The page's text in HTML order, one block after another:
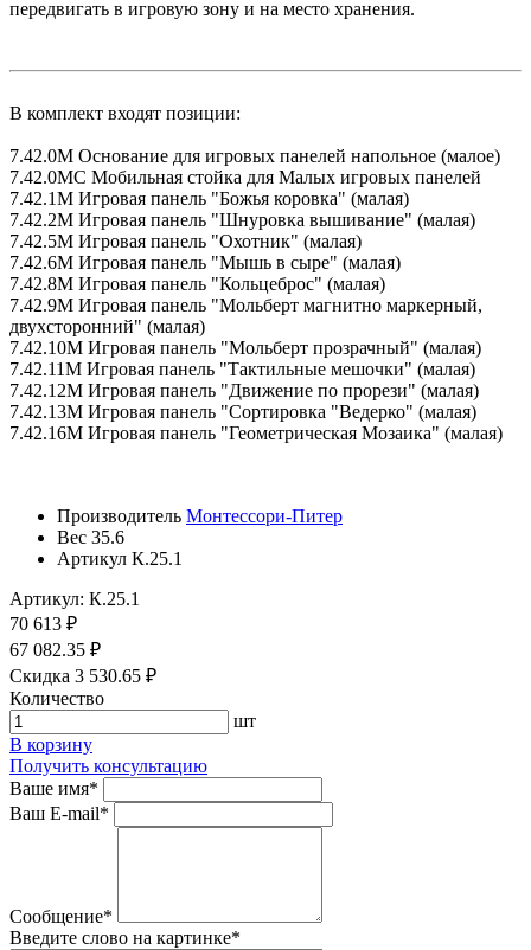
передвигать в игровую зону и на место хранения.
В комплект входят позиции:
7.42.0М Основание для игровых панелей напольное (малое)
7.42.0МС Мобильная стойка для Малых игровых панелей
7.42.1М Игровая панель "Божья коровка" (малая)
7.42.2М Игровая панель "Шнуровка вышивание" (малая)
7.42.5М Игровая панель "Охотник" (малая)
7.42.6М Игровая панель "Мышь в сыре" (малая)
7.42.8М Игровая панель "Кольцеброс" (малая)
7.42.9М Игровая панель "Мольберт магнитно маркерный,
двухсторонний" (малая)
7.42.10М Игровая панель "Мольберт прозрачный" (малая)
7.42.11М Игровая панель "Тактильные мешочки" (малая)
7.42.12М Игровая панель "Движение по прорези" (малая)
7.42.13М Игровая панель "Сортировка "Ведерко" (малая)
7.42.16М Игровая панель "Геометрическая Мозаика" (малая)
Производитель Монтессори-Питер
Вес 35.6
Артикул К.25.1
Артикул: К.25.1
70 613 ₽
67 082.35 ₽
Скидка 3 530.65 ₽
Количество
шт
В корзину
Получить консультацию
Ваше имя*
Ваш E-mail*
Сообщение*
Введите слово на картинке*